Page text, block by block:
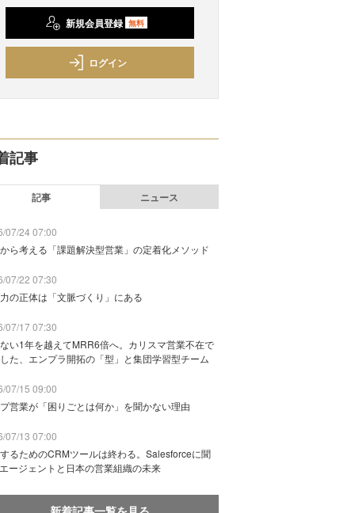
新規会員登録 無料
ログイン
記事
記事 ニュース
07/24 07:00
ら考える「課題解決型営業」の定着化メソッド
07/22 07:30
の正体は「文脈づくり」にある
07/17 07:30
い1年を越えてMRR6倍へ。カリスマ営業不在で
た、エンプラ開拓の「型」と集団学習型チーム
07/15 09:00
営業が「困りごとは何か」を聞かない理由
07/13 07:00
るためのCRMツールは終わる。Salesforceに聞
ージェントと日本の営業組織の未来